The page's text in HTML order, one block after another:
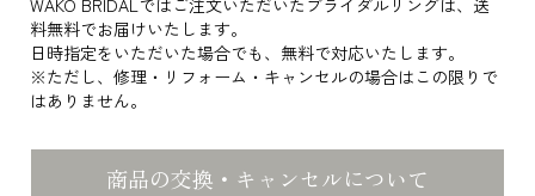
WAKO BRIDALではご注文いただいたブライダルリングは、送
料無料でお届けいたします。
日時指定をいただいた場合でも、無料で対応いたします。
※ただし、修理・リフォーム・キャンセルの場合はこの限りで
はありません。
商品の交換・キャンセルについて